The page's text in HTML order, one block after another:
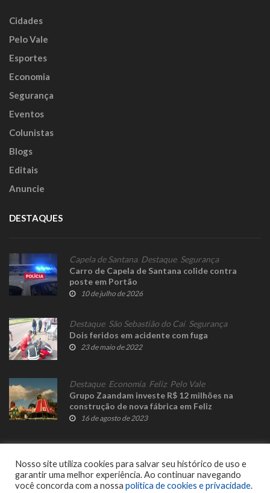
Cidades
Pelo Vale
Esportes
Economia
Segurança
Eventos
Colunistas
Blogs
Editais
Anuncie
DESTAQUES
Capela de Santana, Destaque, Segurança
Carro de Capela de Santana colide contra
poste em Portão
10 de julho de 2026
Destaque, São Sebastião do Caí, Segurança
Dois feridos em acidente com fuga
23 de maio de 2022
Destaque, Economia, Feliz, Pelo Vale
Grupo Zaandam investe R$ 12 milhões na
construção de nova fábrica em Feliz
16 de agosto de 2023
Nosso site utiliza cookies para salvar seu histórico de uso e
garantir uma melhor experiência. Ao continuar navegando
você concorda com a nossa política de cookies e privacidade.